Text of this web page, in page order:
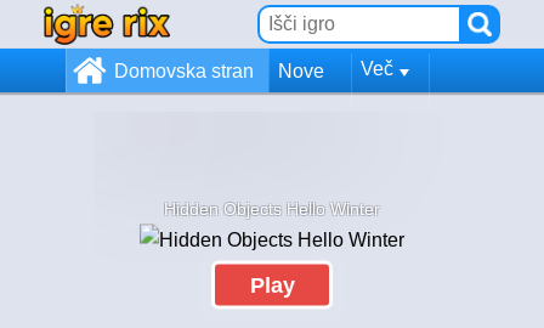
Domovska stran Nove Več
Hidden Objects Hello Winter
Play